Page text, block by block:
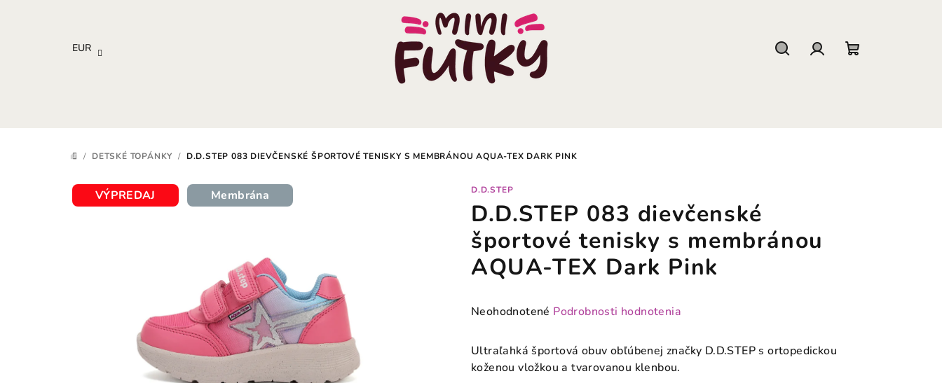
EUR
DOMOV
/ DETSKÉ TOPÁNKY / D.D.STEP 083 DIEVČENSKÉ ŠPORTOVÉ TENISKY S MEMBRÁNOU AQUA-TEX DARK PINK
D.D.STEP
D.D.STEP 083 dievčenské
športové tenisky s membránou
AQUA-TEX Dark Pink
Priemerné
produktu
je
Neohodnotené Podrobnosti hodnotenia
Ultraľahká športová obuv obľúbenej značky D.D.STEP s ortopedickou
koženou vložkou a tvarovanou klenbou.
VÝPREDAJ Membrána